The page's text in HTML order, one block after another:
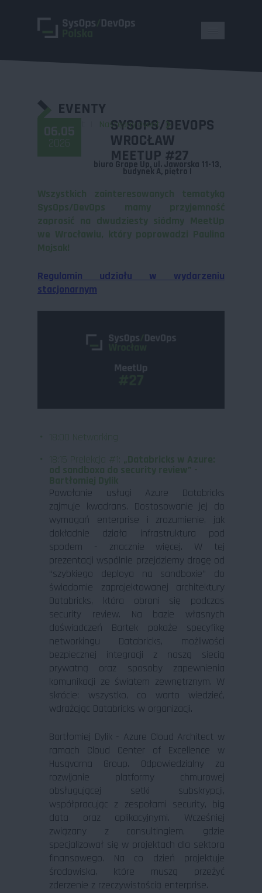
EVENTY
Następny event
SYSOPS/DEVOPS
WROCŁAW
MEETUP #27
biuro Grape Up, ul. Jaworska 11-13,
budynek A, piętro I
Regulamin udziału w wydarzeniu
stacjonarnym
Powołanie usługi Azure Databricks
zajmuje kwadrans. Dostosowanie jej do
wymagań enterprise i zrozumienie, jak
dokładnie działa infrastruktura pod
spodem - znacznie więcej. W tej
prezentacji wspólnie przejdziemy drogę od
“szybkiego deploya na sandboxie” do
świadomie zaprojektowanej architektury
Databricks, która obroni się podczas
security review. Na bazie własnych
doświadczeń Bartek pokaże specyfikę
networkingu Databricks, możliwości
bezpiecznej integracji z naszą siecią
prywatną oraz sposoby zapewnienia
komunikacji ze światem zewnętrznym. W
skrócie: wszystko, co warto wiedzieć,
wdrażając Databricks w organizacji.
Bartłomiej Dylik - Azure Cloud Architect w
ramach Cloud Center of Excellence w
Husqvarna Group. Odpowiedzialny za
rozwijanie platformy chmurowej
obsługującej setki subskrypcji,
współpracując z zespołami security, big
data oraz aplikacyjnymi. Wcześniej
związany z consultingiem, gdzie
specjalizował się w projektach dla sektora
finansowego. Na co dzień projektuje
środowiska, które muszą przeżyć
zderzenie z rzeczywistością enterprise.